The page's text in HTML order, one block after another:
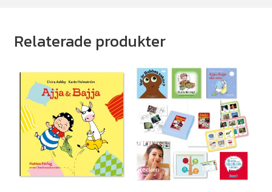
Relaterade produkter